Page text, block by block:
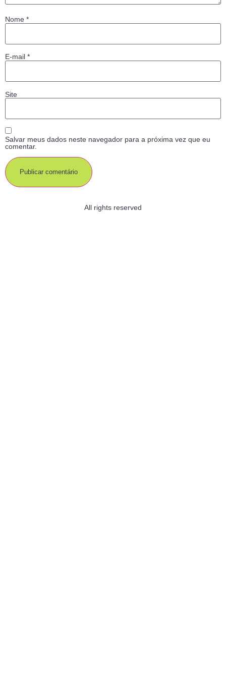
Nome *
E-mail *
Site
Salvar meus dados neste navegador para a próxima vez que eu
comentar.
All rights reserved